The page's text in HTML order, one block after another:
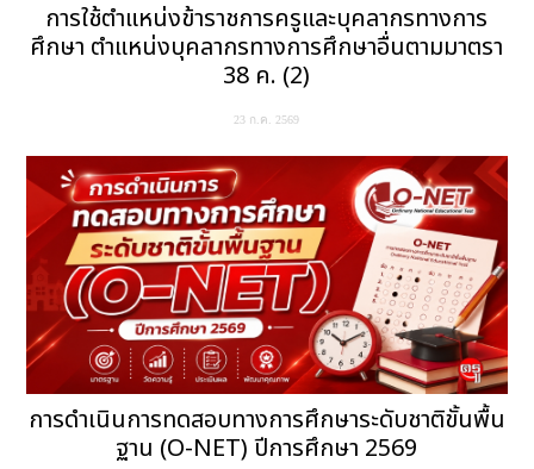
การใช้ตำแหน่งข้าราชการครูและบุคลากรทางการ
ศึกษา ตำแหน่งบุคลากรทางการศึกษาอื่นตามมาตรา
38 ค. (2)
23 ก.ค. 2569
การดำเนินการทดสอบทางการศึกษาระดับชาติขั้นพื้น
ฐาน (O-NET) ปีการศึกษา 2569